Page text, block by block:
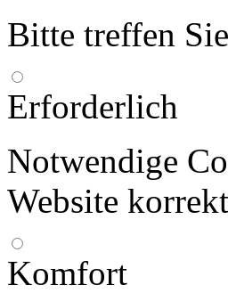
Bitte treffen
Erforderlich
Notwendige
Website
Komfort